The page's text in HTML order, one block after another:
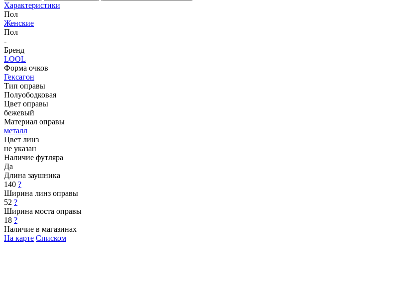
Характеристики
Пол
Женские
Пол
-
Бренд
LOOL
Форма очков
Гексагон
Тип оправы
Полуободковая
Цвет оправы
бежевый
Материал оправы
металл
Цвет линз
не указан
Наличие футляра
Да
Длина заушника
140 ?
Ширина линз оправы
52 ?
Ширина моста оправы
18 ?
Наличие в магазинах
На карте Списком